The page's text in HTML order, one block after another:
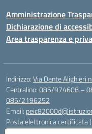
Amministrazione
Dichiarazione di
Area trasparenza e
Indirizzo:Via Dante Alighieri
Centralino:085/974608 –
085/2196252
Email:
Posta elettronica certificata